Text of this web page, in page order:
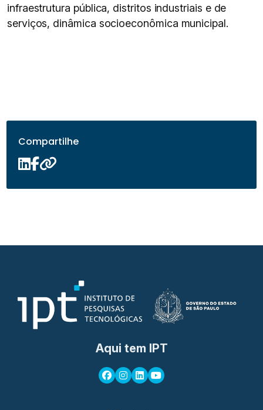
infraestrutura pública, distritos industriais e de
serviços, dinâmica socioeconômica municipal.
Compartilhe
Aqui tem IPT